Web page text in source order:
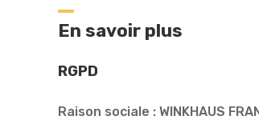
En savoir plus
RGPD
Raison sociale : WINKHAUS